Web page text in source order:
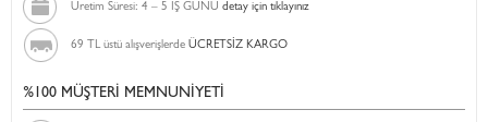
Üretim Süresi: 4 – 5 İŞ GÜNÜ detay için tıklayınız
69 TL üstü alışverişlerde ÜCRETSİZ KARGO
%100 MÜŞTERİ MEMNUNİYETİ